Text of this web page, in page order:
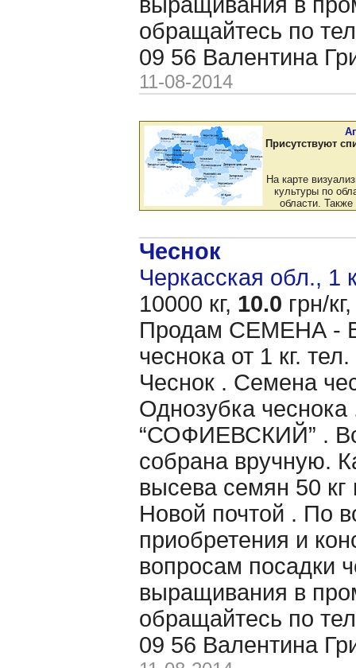
обращайтесь по
09 56 Валентина
11-08-2014
Присутствуют
На карте
культуры по
области. Также
Чеснок
Черкасская обл., 1
10000 кг, 10.0 грн/кг,
Продам CЕМЕНА -
чеснока от 1 кг.
Чеснок . Семена
Однозубка чеснока
“СОФИЕВСКИЙ” .
собрана вручную.
высева семян 50 кг
Новой почтой . По
приобретения и
вопросам посадки
выращивания в
обращайтесь по
09 56 Валентина